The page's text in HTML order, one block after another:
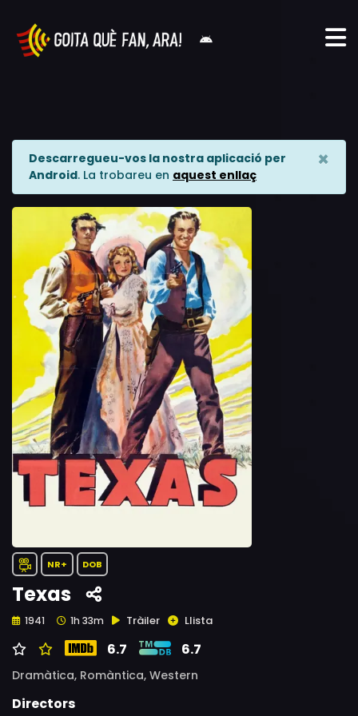
Descarregueu-vos la nostra aplicació per
Android. La trobareu en aquest enllaç
×
NR+ DOB
Texas
1941 1h 33m Tràiler Llista
6.7 6.7
Dramàtica, Romàntica, Western
Directors